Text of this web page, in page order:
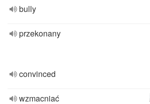
bully
przekonany
convinced
wzmacniać